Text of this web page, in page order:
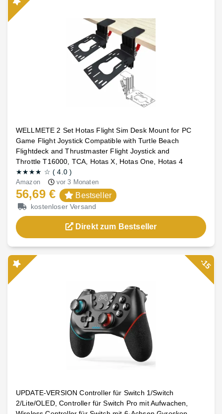
WELLMETE 2 Set Hotas Flight Sim Desk Mount for PC
Game Flight Joystick Compatible with Turtle Beach
Flightdeck and Thrustmaster Flight Joystick and
Throttle T16000, TCA, Hotas X, Hotas One, Hotas 4
★★★★ ☆ (4.0)
Amazon vor 3 Monaten
56,69 € Bestseller
kostenloser Versand
Direkt zum Bestseller
UPDATE-VERSION Controller für Switch 1/Switch
2/Lite/OLED, Controller für Switch Pro mit Aufwachen,
-15